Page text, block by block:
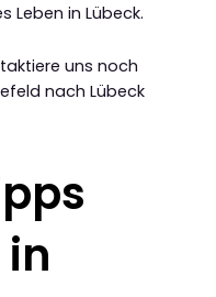
Leben in Lübeck.
uns noch
nach Lübeck